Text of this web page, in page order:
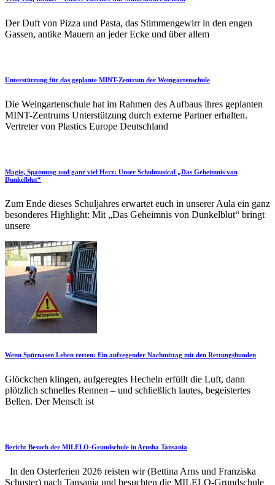
Der Duft von Pizza und Pasta, das Stimmengewirr in den engen
Gassen, antike Mauern an jeder Ecke und über allem
Unterstützung für das geplante MINT-Zentrum der Weingartenschule
Die Weingartenschule hat im Rahmen des Aufbaus ihres geplanten
MINT-Zentrums Unterstützung durch externe Partner erhalten.
Vertreter von Plastics Europe Deutschland
Magie, Spannung und ganz viel Herz: Unser Schulmusical „Das Geheimnis von
Dunkelblut“
Zum Ende dieses Schuljahres erwartet euch in unserer Aula ein ganz
besonderes Highlight: Mit „Das Geheimnis von Dunkelblut“ bringt
unsere
Wenn Spürnasen Leben retten: Ein aufregender Nachmittag mit den Rettungshunden
Glöckchen klingen, aufgeregtes Hecheln erfüllt die Luft, dann
plötzlich schnelles Rennen – und schließlich lautes, begeistertes
Bellen. Der Mensch ist
Bericht Besuch der MILELO-Grundschule in Arusha Tansania
In den Osterferien 2026 reisten wir (Bettina Arns und Franziska
Schuster) nach Tansania und besuchten die MILELO-Grundschule